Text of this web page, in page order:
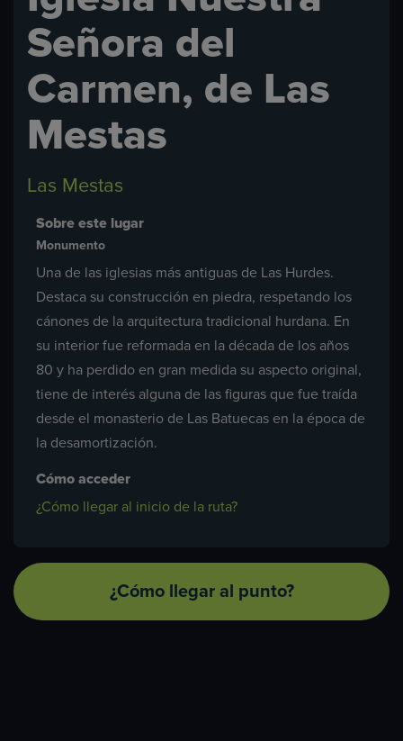
Señora del
Carmen, de Las
Mestas
Las Mestas
Sobre este lugar
Monumento
Una de las iglesias más antiguas de Las Hurdes.
Destaca su construcción en piedra, respetando los
cánones de la arquitectura tradicional hurdana. En
su interior fue reformada en la década de los años
80 y ha perdido en gran medida su aspecto original,
tiene de interés alguna de las figuras que fue traída
desde el monasterio de Las Batuecas en la época de
la desamortización.
Cómo acceder
¿Cómo llegar al inicio de la ruta?
¿Cómo llegar al punto?